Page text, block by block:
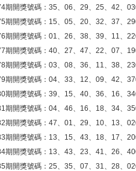
期開獎號碼：35、06、29、25、42、
期開獎號碼：15、05、20、32、37、
期開獎號碼：01、26、38、39、11、
期開獎號碼：40、27、47、22、07、
期開獎號碼：03、08、36、11、38、
期開獎號碼：04、33、12、09、42、
期開獎號碼：39、15、40、36、16、
期開獎號碼：04、46、16、18、34、
期開獎號碼：47、01、29、10、13、
期開獎號碼：13、15、43、18、17、
期開獎號碼：13、43、23、41、26、
期開獎號碼：25、35、07、31、28、